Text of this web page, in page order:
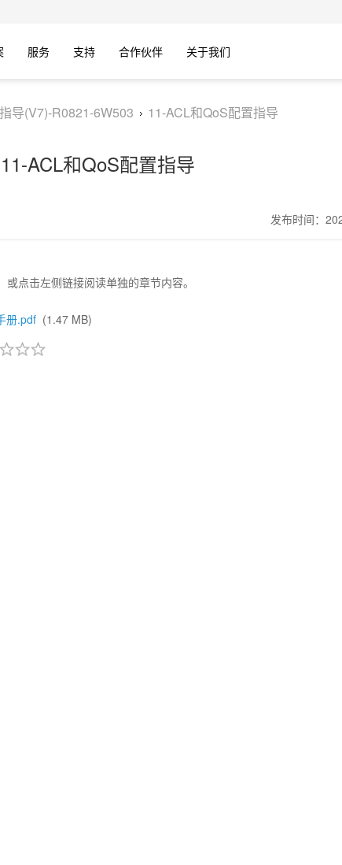
服务 支持 合作伙伴 关于我们
导(V7)-R0821-6W503 11-ACL和QoS配置指导
11-ACL和QoS配置指导
发布时间：
点击左侧链接阅读单独的章节内容。
册.pdf (1.47 MB)